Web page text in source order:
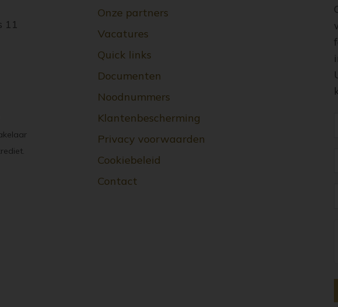
11
Onze partners
Vacatures
Quick links
Documenten
Noodnummers
Klantenbescherming
Privacy voorwaarden
Cookiebeleid
Contact